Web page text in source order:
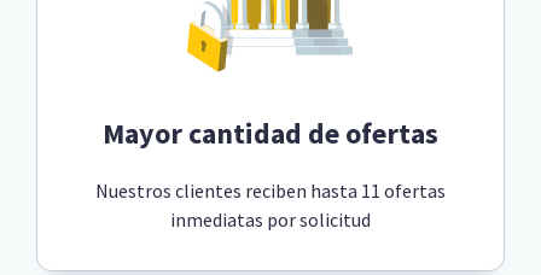
Mayor cantidad de ofertas
Nuestros clientes reciben hasta 11 ofertas
inmediatas por solicitud